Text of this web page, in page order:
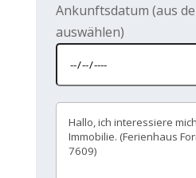
Ankunftsdatum (aus
auswählen)